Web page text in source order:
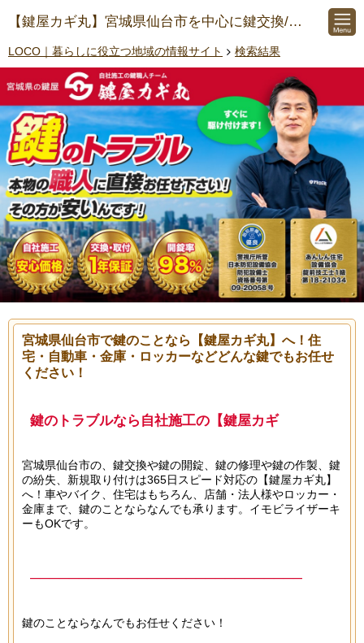
【鍵屋カギ丸】宮城県仙台市を中心に鍵交換/鍵開け/開錠/鍵紛失/鍵修理にご対応
LOCO｜暮らしに役立つ地域の情報サイト 検索結果
宮城県仙台市で鍵のことなら【鍵屋カギ丸】へ！住
宅・自動車・金庫・ロッカーなどどんな鍵でもお任せ
ください！
鍵のトラブルなら自社施工の【鍵屋カギ
宮城県仙台市の、鍵交換や鍵の開錠、鍵の修理や鍵の作製、鍵
の紛失、新規取り付けは365日スピード対応の【鍵屋カギ丸】
へ！車やバイク、住宅はもちろん、店舗・法人様やロッカー・
金庫まで、鍵のことならなんでも承ります。イモビライザーキ
ーもOKです。
───────────────────────────────
0120-694-692
鍵のことならなんでもお任せください！